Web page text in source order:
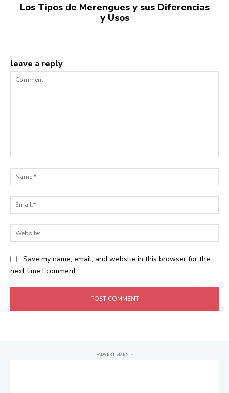
Los Tipos de Merengues y sus Diferencias
y Usos
leave a reply
Save my name, email, and website in this browser for the
next time I comment.